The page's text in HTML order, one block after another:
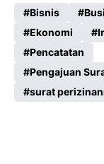
Bisnis
Ekonomi
Pencatatan
Pengajuan
surat